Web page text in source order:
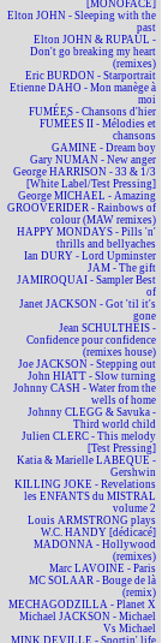
[MONOFACE]
Elton JOHN - Sleeping with the
past
Elton JOHN & RUPAUL -
Don't go breaking my heart
(remixes)
Eric BURDON - Starportrait
Etienne DAHO - Mon manège à
moi
FUMÉES - Chansons d'hier
FUMÉES II - Mélodies et
chansons
GAMINE - Dream boy
Gary NUMAN - New anger
George HARRISON - 33 & 1/3
[White Label/Test Pressing]
George MICHAEL - Amazing
GROOVERIDER - Rainbows of
colour (MAW remixes)
HAPPY MONDAYS - Pills 'n'
thrills and bellyaches
Ian DURY - Lord Upminster
JAM - The gift
JAMIROQUAI - Sampler Best
of
Janet JACKSON - Got 'til it's
gone
Jean SCHULTHEIS -
Confidence pour confidence
(remixes house)
Joe JACKSON - Stepping out
John HIATT - Slow turning
Johnny CASH - Water from the
wells of home
Johnny CLEGG & Savuka -
Third world child
Julien CLERC - This melody
[Test Pressing]
Katia & Marielle LABEQUE -
Gershwin
KILLING JOKE - Revelations
les ENFANTS du MISTRAL
volume 2
Louis ARMSTRONG plays
W.C. HANDY [dédicacé]
MADONNA - Hollywood
(remixes)
Marc LAVOINE - Paris
MC SOLAAR - Bouge de là
(remix)
MECHAGODZILLA - Planet X
Michael JACKSON - Michael
Vs Michael
MINK DEVILLE - Sportin' life